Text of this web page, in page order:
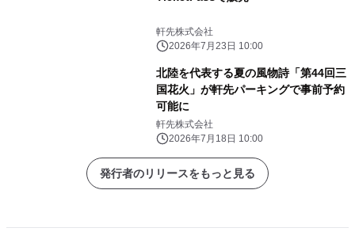
軒先株式会社
2026年7月23日 10:00
北陸を代表する夏の風物詩「第44回三
国花火」が軒先パーキングで事前予約
可能に
軒先株式会社
2026年7月18日 10:00
発行者のリリースをもっと見る